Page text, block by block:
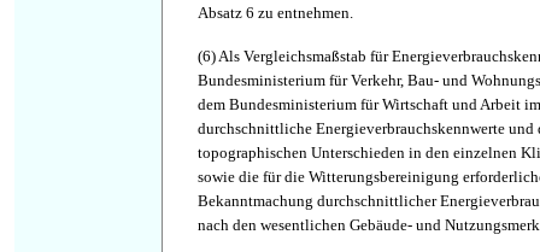
Absatz 6 zu entnehmen.
(6)Als Vergleichsmaßstab für
Bundesministerium für Verkehr, Bau- und
dem Bundesministerium für Wirtschaft und Arbeit
durchschnittliche Energieverbrauchskennwerte und
topographischen Unterschieden in den einzelnen
sowie die für die Witterungsbereinigung
Bekanntmachung durchschnittlicher
nach den wesentlichen Gebäude- und